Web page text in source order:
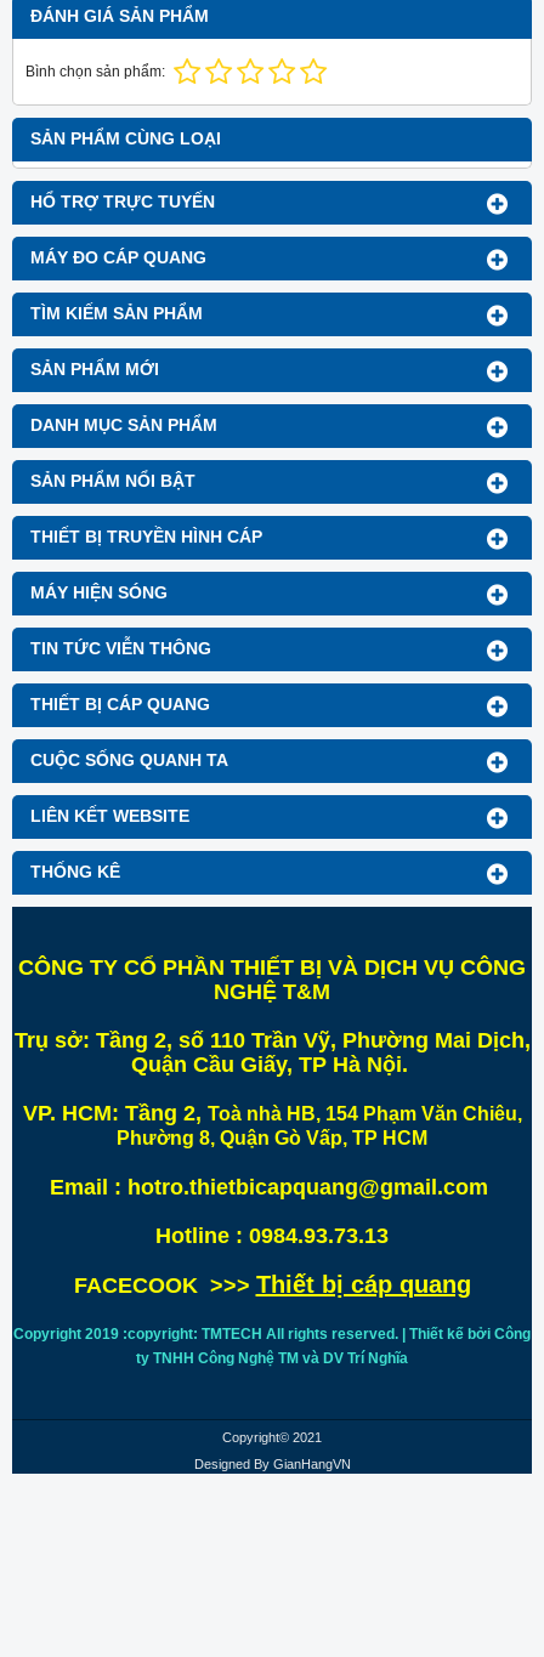
HỔ TRỢ TRỰC TUYẾN
MÁY ĐO CÁP QUANG
TÌM KIẾM SẢN PHẨM
SẢN PHẨM MỚI
DANH MỤC SẢN PHẨM
SẢN PHẨM NỔI BẬT
THIẾT BỊ TRUYỀN HÌNH CÁP
MÁY HIỆN SÓNG
TIN TỨC VIỄN THÔNG
THIẾT BỊ CÁP QUANG
CUỘC SỐNG QUANH TA
LIÊN KẾT WEBSITE
THỐNG KÊ
ĐÁNH GIÁ SẢN PHẨM
Bình chọn sản phẩm:
SẢN PHẨM CÙNG LOẠI
CÔNG TY CỔ PHẦN THIẾT BỊ VÀ DỊCH VỤ CÔNG
NGHỆ T&M
Trụ sở: Tầng 2, số 110 Trần Vỹ, Phường Mai Dịch,
Quận Cầu Giấy, TP Hà Nội.
VP. HCM: Tầng 2, Toà nhà HB, 154 Phạm Văn Chiêu,
Phường 8, Quận Gò Vấp, TP HCM
Email : hotro.thietbicapquang@gmail.com
Hotline : 0984.93.73.13
FACECOOK >>> Thiết bị cáp quang
Copyright 2019 :copyright: TMTECH All rights reserved. | Thiết kế bởi Công
ty TNHH Công Nghệ TM và DV Trí Nghĩa
Copyright© 2021
Designed By GianHangVN